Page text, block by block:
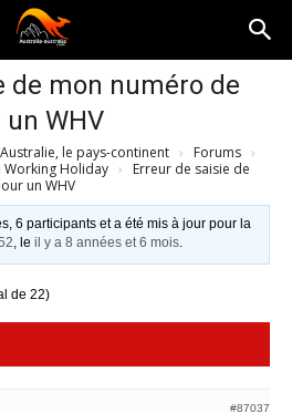
de mon numéro de
WHV
le pays-continent › Forums ›
Working Holiday ›
Erreur de saisie de
un WHV
6 participants et a été mis à jour pour la
, leil y a 8 années et 6 mois.
de 22)
#87037